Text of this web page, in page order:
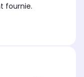
fournie.